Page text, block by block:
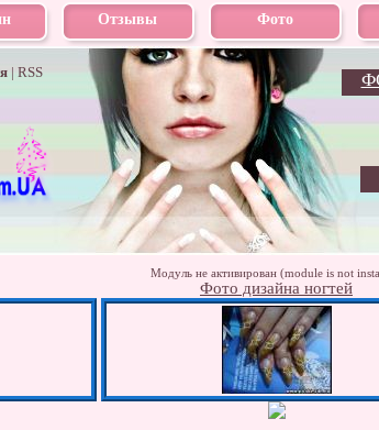
Отзывы Фото
| RSS
Модуль не активирован (module is not
Фото дизайна ногтей